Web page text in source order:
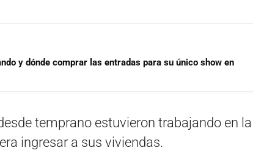
y dónde comprar las entradas para su único show en
temprano estuvieron trabajando en la
ingresar a sus viviendas.